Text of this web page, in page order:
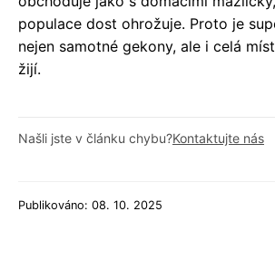
populace dost ohrožuje. Proto je
nejen samotné gekony, ale i celá
žijí.
Našli jste v článku chybu?Kontaktujte nás
Publikováno: 08. 10. 2025